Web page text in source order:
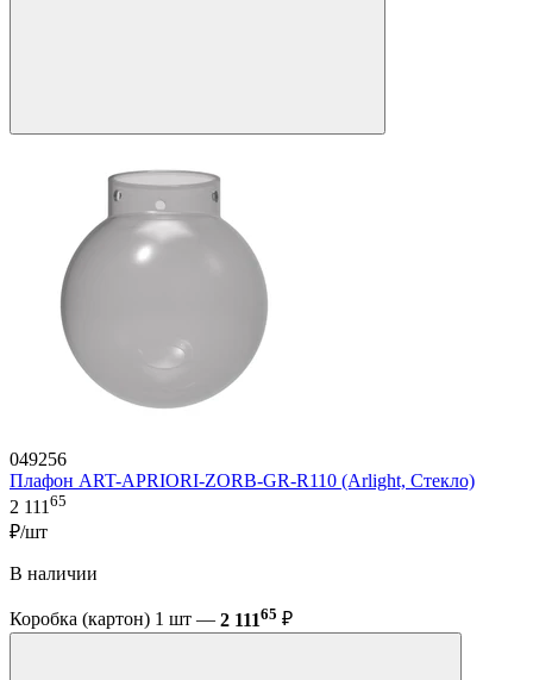
049256
Плафон ART-APRIORI-ZORB-GR-R110 (Arlight, Стекло)
2 111 65
₽/шт
В наличии
Коробка (картон) 1 шт — 2 11165 ₽